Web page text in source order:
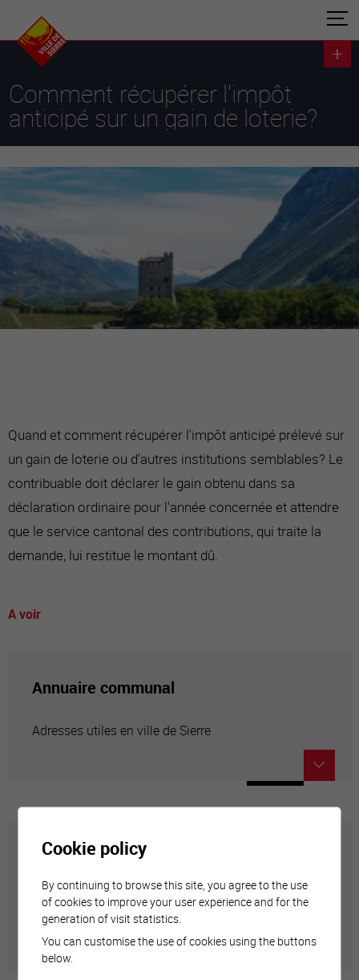
Comment récupérer l'impôt
anticipé sur un gain de loterie?
Quand et comment récupérer l'impôt anticipé prélevé sur
un gain de loterie ou d'autres institutions semblables? Le
contribuable doit déclarer le gain obtenu dans sa
déclaration ordinaire pour l'année concernée et attendre
que le service cantonal des contributions, qui traite la
demande, lui restitue le montant dû.
A voir
Annuaire communal
Adresses utiles en ville de Sierre
Carte interactive
Géolocalisation de tous les points d'intérêt de la Ville
de Sierre.
Cookie policy
By continuing to browse this site, you agree to the use
of cookies to improve your user experience and for the
generation of visit statistics.
You can customise the use of cookies using the buttons
below.